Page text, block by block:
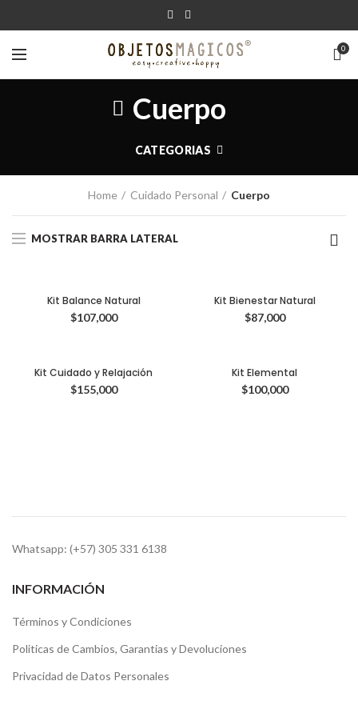
0
Cuerpo
CATEGORIAS
Home Cuidado Personal Cuerpo
MOSTRAR BARRA LATERAL
Kit Balance Natural
$107,000
Kit Bienestar Natural
$87,000
Kit Cuidado y Relajación
$155,000
Kit Elemental
$100,000
Whatsapp: (+57) 305 331 6138
INFORMACIÓN
Términos y Condiciones
Politicas de Cambios, Garantias y Devoluciones
Privacidad de Datos Personales